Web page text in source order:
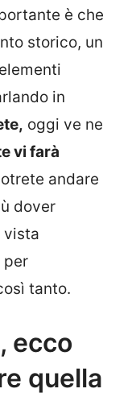
è che
storico, un
in
oggi ve ne
vi farà
andare
dover
vista
per
tanto.
ecco
quella